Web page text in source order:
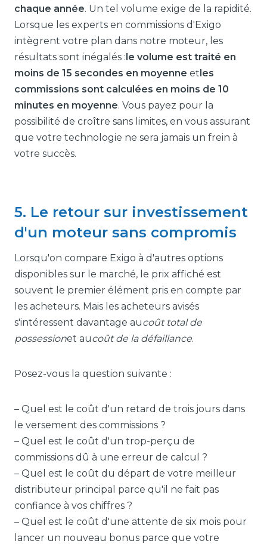
chaque année. Un tel volume exige de la rapidité.
Lorsque les experts en commissions d'Exigo
intègrent votre plan dans notre moteur, les
résultats sont inégalés :le volume est traité en
moins de 15 secondes en moyenne etles
commissions sont calculées en moins de 10
minutes en moyenne. Vous payez pour la
possibilité de croître sans limites, en vous assurant
que votre technologie ne sera jamais un frein à
votre succès.
5. Le retour sur investissement
d'un moteur sans compromis
Lorsqu'on compare Exigo à d'autres options
disponibles sur le marché, le prix affiché est
souvent le premier élément pris en compte par
les acheteurs. Mais les acheteurs avisés
s'intéressent davantage aucoût total de
possessionet aucoût de la défaillance.
Posez-vous la question suivante :
– Quel est le coût d'un retard de trois jours dans
le versement des commissions ?
– Quel est le coût d'un trop-perçu de
commissions dû à une erreur de calcul ?
– Quel est le coût du départ de votre meilleur
distributeur principal parce qu'il ne fait pas
confiance à vos chiffres ?
– Quel est le coût d'une attente de six mois pour
lancer un nouveau bonus parce que votre